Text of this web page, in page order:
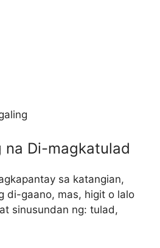
na Di-magkatulad
sa katangian,
di-gaano, mas, higit o lalo
sinusundan ng: tulad,